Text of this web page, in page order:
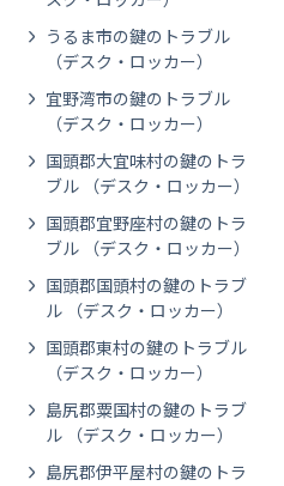
うるま市の鍵のトラブル
（デスク・ロッカー）
宜野湾市の鍵のトラブル
（デスク・ロッカー）
国頭郡大宜味村の鍵のトラ
ブル （デスク・ロッカー）
国頭郡宜野座村の鍵のトラ
ブル （デスク・ロッカー）
国頭郡国頭村の鍵のトラブ
ル （デスク・ロッカー）
国頭郡東村の鍵のトラブル
（デスク・ロッカー）
島尻郡粟国村の鍵のトラブ
ル （デスク・ロッカー）
島尻郡伊平屋村の鍵のトラ